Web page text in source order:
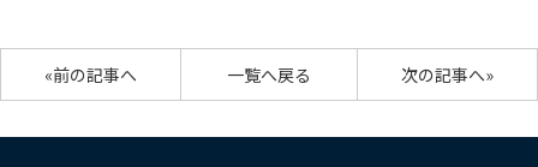
«前の記事へ 次の記事へ»
一覧へ戻る